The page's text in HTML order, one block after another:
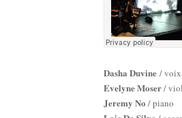
Dasha Duvine / voix
Evelyne Moser/
Jeremy No / piano